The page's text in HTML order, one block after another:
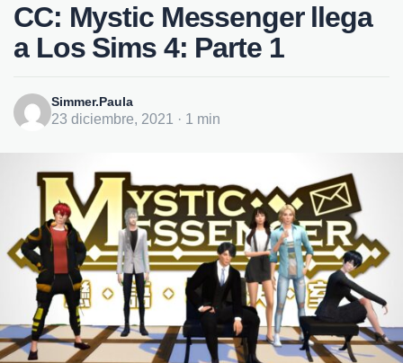
CC: Mystic Messenger llega
a Los Sims 4: Parte 1
Simmer.Paula
23 diciembre, 2021 · 1 min